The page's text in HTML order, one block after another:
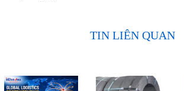
TIN LIÊN QUAN